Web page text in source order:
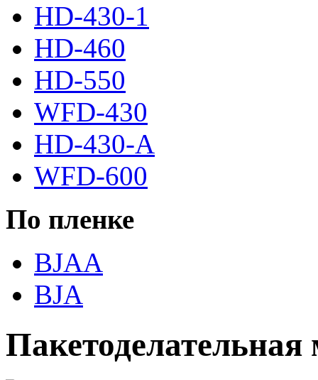
HD-430-1
HD-460
HD-550
WFD-430
HD-430-A
WFD-600
По пленке
BJAA
BJA